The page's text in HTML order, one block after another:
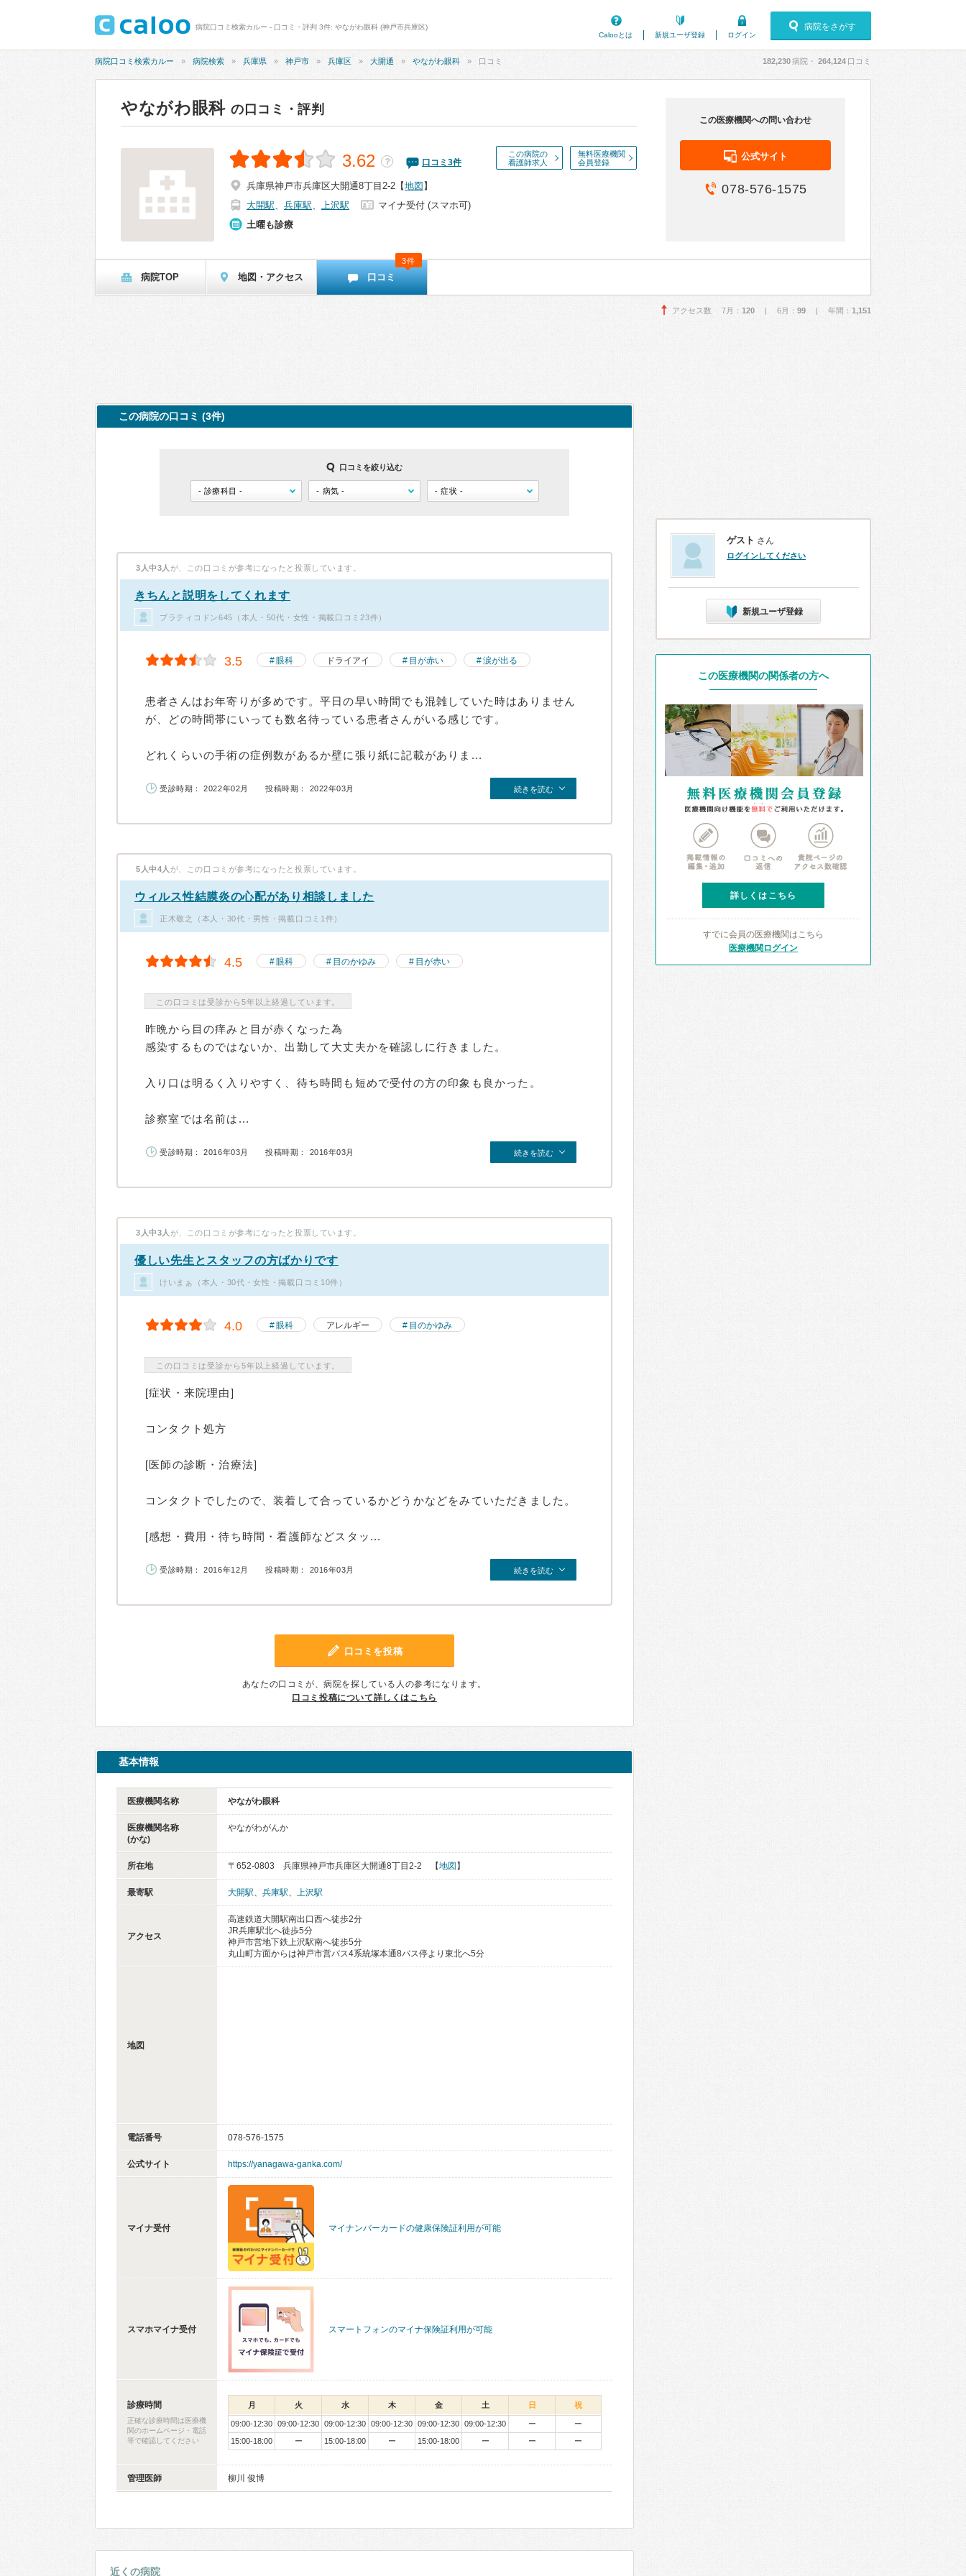
病院口コミ検索カルー - 口コミ・評判 3件: やながわ眼科 (神戸市兵庫区)
Calooとは
新規ユーザ登録 ログイン
病院をさがす
病院口コミ検索カルー 病院検索 兵庫県 神戸市 兵庫区 大開通 やながわ眼科 口コミ 182,230病院・ 264,124 口コミ
やながわ眼科 の口コミ・評判
この病院の
看護師求人
無料医療機関
会員登録
3.62 ？ 口コミ 3件
兵庫県神戸市兵庫区大開通8丁目2-2 【地図 】
大開駅、 兵庫駅、 上沢駅
マイナ受付 (スマホ可)
土曜も診療
この医療機関への問い合わせ
公式サイト
078-576-1575
病院TOP 地図・アクセス 口コミ
3件
アクセス数 7月： 120 | 6月： 99 | 年間： 1,151
この病院の口コミ (3件)
口コミを絞り込む
3人中3人 が、この口コミが参考になったと投票しています。
きちんと説明をしてくれます
プラティコドン645（本人・50代・女性・掲載口コミ23件）
3.5 眼科 ドライアイ 目が赤い 涙が出る
患者さんはお年寄りが多めです。平日の早い時間でも混雑していた時はありません
が、どの時間帯にいっても数名待っている患者さんがいる感じです。
どれくらいの手術の症例数があるか壁に張り紙に記載がありま...
受診時期： 2022年02月 投稿時期： 2022年03月 続きを読む
5人中4人 が、この口コミが参考になったと投票しています。
ウィルス性結膜炎の心配があり相談しました
正木敬之（本人・30代・男性・掲載口コミ1件）
4.5 眼科 目のかゆみ 目が赤い
この口コミは受診から5年以上経過しています。
昨晩から目の痒みと目が赤くなった為
感染するものではないか、出勤して大丈夫かを確認しに行きました。
入り口は明るく入りやすく、待ち時間も短めで受付の方の印象も良かった。
診察室では名前は...
受診時期： 2016年03月 投稿時期： 2016年03月 続きを読む
3人中3人 が、この口コミが参考になったと投票しています。
優しい先生とスタッフの方ばかりです
けいまぁ（本人・30代・女性・掲載口コミ10件）
4.0 眼科 アレルギー 目のかゆみ
この口コミは受診から5年以上経過しています。
[症状・来院理由]
コンタクト処方
[医師の診断・治療法]
コンタクトでしたので、装着して合っているかどうかなどをみていただきました。
[感想・費用・待ち時間・看護師などスタッ...
受診時期： 2016年12月 投稿時期： 2016年03月 続きを読む
口コミを投稿
あなたの口コミが、病院を探している人の参考になります。
口コミ投稿について詳しくはこちら
基本情報
医療機関名称 やながわ眼科
医療機関名称
(かな)
やながわがんか
所在地 〒652-0803 兵庫県神戸市兵庫区大開通8丁目2-2 【地図 】
最寄駅 大開駅、 兵庫駅、 上沢駅
アクセス
高速鉄道大開駅南出口西へ徒歩2分
JR兵庫駅北へ徒歩5分
神戸市営地下鉄上沢駅南へ徒歩5分
丸山町方面からは神戸市営バス4系統塚本通8バス停より東北へ5分
地図
電話番号 078-576-1575
公式サイト https://yanagawa-ganka.com/
マイナ受付 マイナンバーカードの健康保険証利用が可能
スマホマイナ受付 スマートフォンのマイナ保険証利用が可能
診療時間
正確な診療時間は医療機
関のホームページ・電話
等で確認してください
月 火 水 木 金 土 日 祝
09:00-12:30 09:00-12:30 09:00-12:30 09:00-12:30 09:00-12:30 09:00-12:30 ー
ー
15:00-18:00
ー 15:00-18:00 ー 15:00-18:00 ー ー ー
管理医師 柳川 俊博
近くの病院
ゲスト さん
ログインしてください
新規ユーザ登録
この医療機関の関係者の方へ
詳しくはこちら
すでに会員の医療機関はこちら
医療機関ログイン